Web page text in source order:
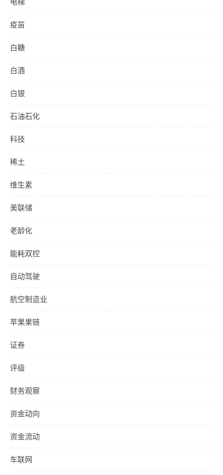
疫苗
白糖
白酒
白银
石油石化
科技
稀土
维生素
美联储
老龄化
能耗双控
自动驾驶
航空制造业
苹果果链
证券
评级
财务观察
资金动向
资金流动
车联网